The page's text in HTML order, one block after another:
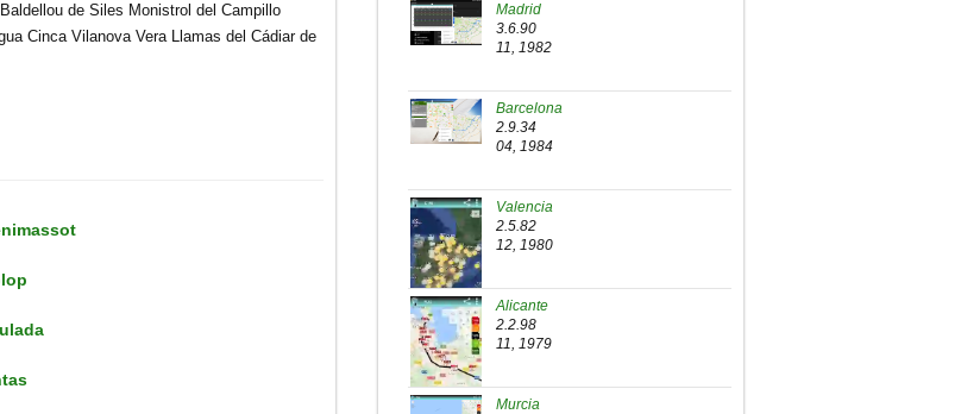
de Siles Monistrol del Campillo
Cinca Vilanova Vera Llamas del Cádiar de
Madrid
3.6.90
11, 1982
Barcelona
2.9.34
04, 1984
Valencia
2.5.82
12, 1980
Alicante
2.2.98
11, 1979
Murcia